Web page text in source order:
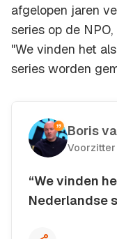
afgelopen jaren
series op de
"We vinden het
series worden
Boris
Voorzitter
“We vinden
Nederlandse
Kopieer